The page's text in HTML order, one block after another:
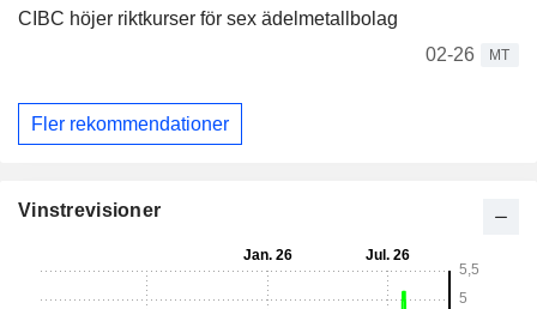
CIBC höjer riktkurser för sex ädelmetallbolag
02-26
MT
Fler rekommendationer
Vinstrevisioner